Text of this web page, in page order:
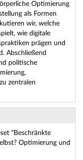
Optimierung
als Formen
wir, welche
wie digitale
prägen und
Abschließend
politische
zentralen
"Beschränkte
Optimierung und